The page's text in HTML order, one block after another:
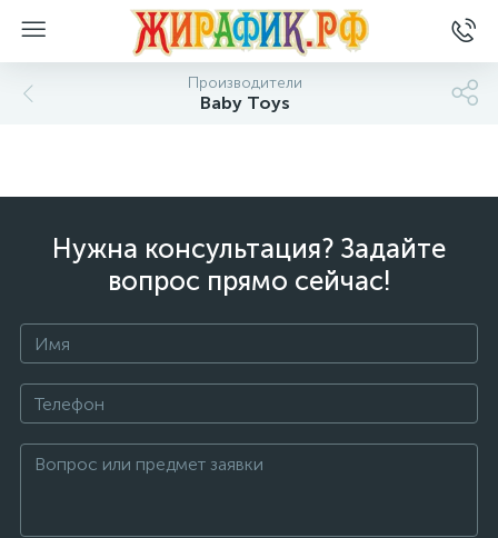
Производители
Baby Toys
Нужна консультация? Задайте
вопрос прямо сейчас!